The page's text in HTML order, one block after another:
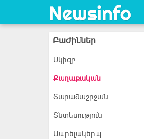
Բաժիններ
Սկիզբ
Քաղաքական
Տարածաշրջան
Տնտեսություն
Ապրելակերպ